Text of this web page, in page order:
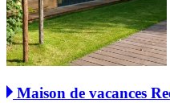
Maison de vacances